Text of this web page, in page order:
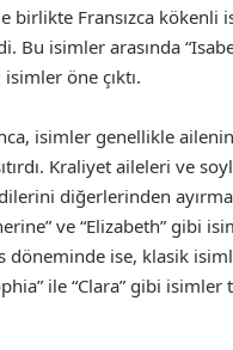
birlikte Fransızca kökenli
Bu isimler arasında
öne çıktı.
isimler genellikle
Kraliyet aileleri ve
diğerlerinden
ve “Elizabeth” gibi
döneminde ise, klasik
ile “Clara” gibi